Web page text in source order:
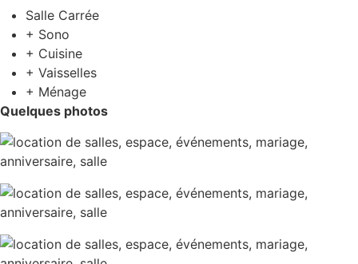
Salle Carrée
+ Sono
+ Cuisine
+ Vaisselles
+ Ménage
Quelques photos